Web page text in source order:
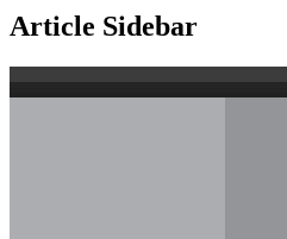
Article Sidebar